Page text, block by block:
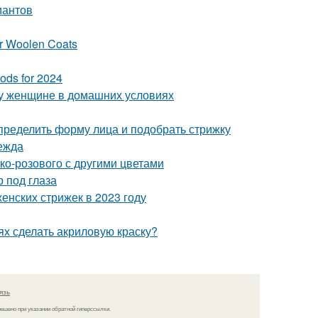
Woolen Coats
for 2024
женщине в домашних условиях
форму лица и подобрать стрижку
розового с другими цветами
глаза
стрижек в 2023 году
сделать акриловую краску?
при указании обратной гиперссылки.